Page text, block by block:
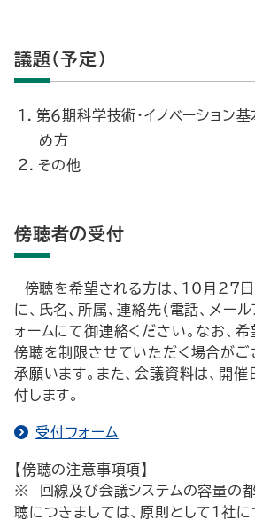
議題（予定）
１．第６期科学技術・イノベーション
め方
２．その他
傍聴者の受付
傍聴を希望される方は、10月27日
に、氏名、所属、連絡先（電話、メー
ォームにて御連絡ください。なお、希
傍聴を制限させていただく場合がご
承願います。また、会議資料は、開
付します。
受付フォーム
【傍聴の注意事項項】
※ 回線及び会議システムの容量の
聴につきましては、原則として１社